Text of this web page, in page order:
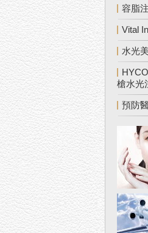
容脂
Vital
水光
槍水光
預防